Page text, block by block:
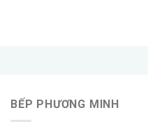
BẾP PHƯƠNG MINH